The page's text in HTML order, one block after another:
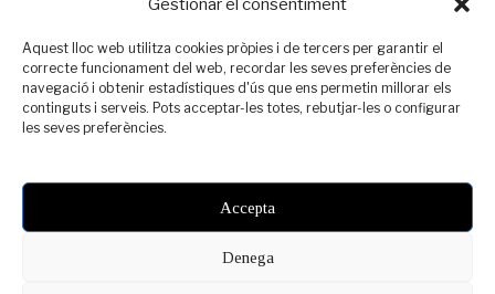
Gestionar el consentiment
Aquest lloc web utilitza cookies pròpies i de tercers per garantir el
correcte funcionament del web, recordar les seves preferències de
navegació i obtenir estadístiques d'ús que ens permetin millorar els
continguts i serveis. Pots acceptar-les totes, rebutjar-les o configurar
les seves preferències.
Accepta
Denega